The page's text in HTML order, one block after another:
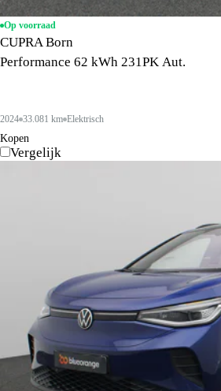
Op voorraad
CUPRA Born
Performance 62 kWh 231PK Aut.
2024 33.081 km Elektrisch
Kopen
Vergelijk